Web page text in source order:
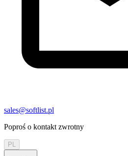
sales@softlist.pl
Poproś o kontakt zwrotny
PL